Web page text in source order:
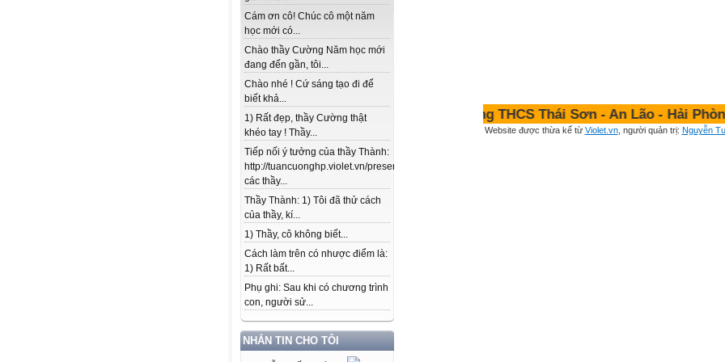
Cám ơn cô! Chúc cô một năm
học mới có...
Chào thầy Cường Năm học mới
đang đến gần, tôi...
Chào nhé ! Cứ sáng tạo đi để
biết khả...
1) Rất đẹp, thầy Cường thật
khéo tay ! Thầy...
Tiếp nối ý tưởng của thầy Thành:
http://tuancuonghp.violet.vn/present/show/entry_id/10207719/cm_id/3030368#3030368,
các thầy...
Thầy Thành: 1) Tôi đã thử cách
của thầy, kí...
1) Thầy, cô không biết...
Cách làm trên có nhược điểm là:
1) Rất bất...
Phụ ghi: Sau khi có chương trình
con, người sử...
NHẮN TIN CHO TÔI
Nguyễn Tuấn Cường - Trường THCS Thái Sơn - An Lão - Hải Phòng
Website được thừa kế từ Violet.vn, người quản trị: Nguyễn